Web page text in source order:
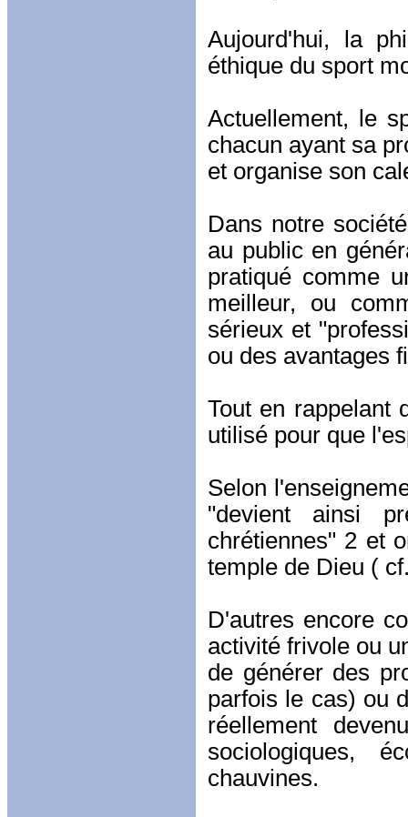
Aujourd'hui, la
éthique du sport
Actuellement, le
chacun ayant sa
et organise son
Dans notre
au public en
pratiqué comme
meilleur, ou
sérieux et
ou des avantages
Tout en rappelant
utilisé pour que
Selon
"devient ainsi
chrétiennes" 2 et
temple de Dieu (
D'autres encore
activité frivole ou
de générer des
parfois le cas) ou
réellement
sociologiques,
chauvines.